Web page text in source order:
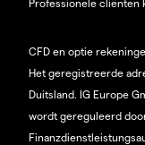
Professionele cliënten
CFD en optie
Het geregistreerde
Duitsland. IG Europe
wordt gereguleerd